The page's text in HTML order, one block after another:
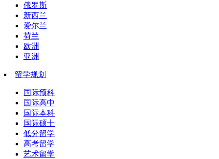
俄罗斯
新西兰
爱尔兰
荷兰
欧洲
亚洲
留学规划
国际预科
国际高中
国际本科
国际硕士
低分留学
高考留学
艺术留学